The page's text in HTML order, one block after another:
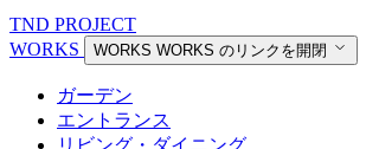
TND PROJECT
WORKS
WORKS WORKS のリンクを開閉
ガーデン
エントランス
リビング・ダイニング